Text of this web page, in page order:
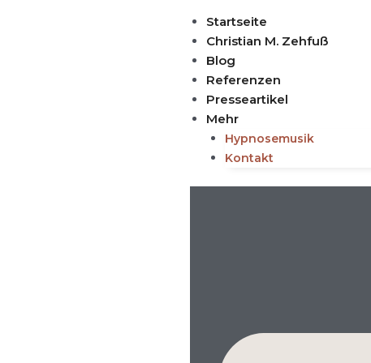
Startseite
Christian M. Zehfuß
Blog
Referenzen
Presseartikel
Mehr
Hypnosemusik
Kontakt